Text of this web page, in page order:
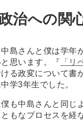
治への関
中島さんと僕は学年
と思います。『
「リ
る政変について書
学3年生でした。
も中島さんと同じ
もなプロセスを経